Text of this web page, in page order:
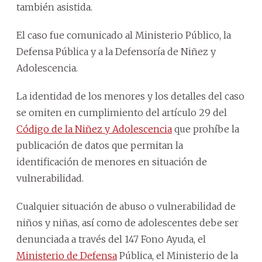
también asistida.
El caso fue comunicado al Ministerio Público, la
Defensa Pública y a la Defensoría de Niñez y
Adolescencia.
La identidad de los menores y los detalles del caso
se omiten en cumplimiento del artículo 29 del
Código de la Niñez y Adolescencia que prohíbe la
publicación de datos que permitan la
identificación de menores en situación de
vulnerabilidad.
Cualquier situación de abuso o vulnerabilidad de
niños y niñas, así como de adolescentes debe ser
denunciada a través del 147 Fono Ayuda, el
Ministerio de Defensa Pública, el Ministerio de la